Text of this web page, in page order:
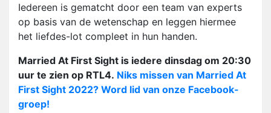
Iedereen is gematcht door een team van experts
op basis van de wetenschap en leggen hiermee
het liefdes-lot compleet in hun handen.
Married At First Sight is iedere dinsdag om 20:30
uur te zien op RTL4. Niks missen van Married At
First Sight 2022? Word lid van onze Facebook-
groep!